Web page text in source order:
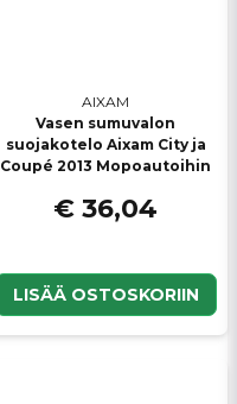
AIXAM
Vasen sumuvalon
suojakotelo Aixam City ja
Coupé 2013 Mopoautoihin
€ 36,04
LISÄÄ OSTOSKORIIN